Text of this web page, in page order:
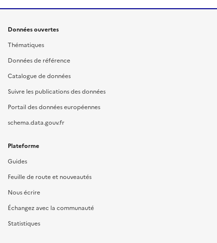
Données ouvertes
Thématiques
Données de référence
Catalogue de données
Suivre les publications des données
Portail des données européennes
schema.data.gouv.fr
Plateforme
Guides
Feuille de route et nouveautés
Nous écrire
Échangez avec la communauté
Statistiques